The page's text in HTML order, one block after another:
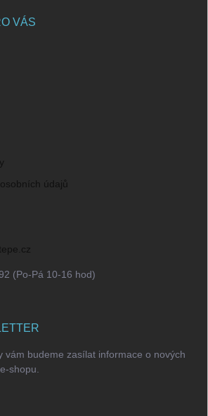
VÁS
údajů
(Po-Pá 10-16 hod)
vám budeme zasílat informace o nových
shopu.